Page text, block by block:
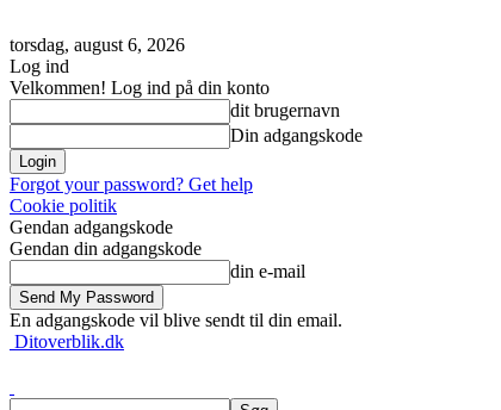
torsdag, august 6, 2026
Log ind
Velkommen! Log ind på din konto
dit brugernavn
Din adgangskode
Forgot your password? Get help
Cookie politik
Gendan adgangskode
Gendan din adgangskode
din e-mail
En adgangskode vil blive sendt til din email.
Ditoverblik.dk